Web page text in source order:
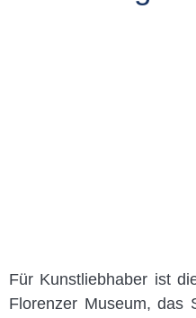
Für Kunstliebhaber ist
Florenzer Museum, das